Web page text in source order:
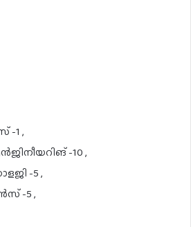
-1 ,
-10 ,
-5 ,
-5 ,